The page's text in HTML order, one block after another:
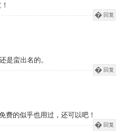
回复
是蛮出名的。
回复
费的似乎也用过，还可以吧！
回复